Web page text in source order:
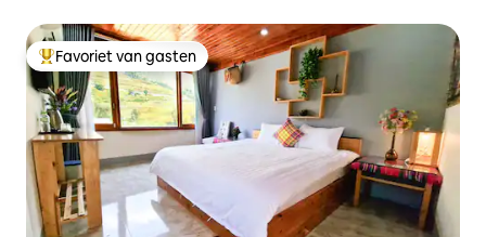
Topfavoriet van gasten
Favoriet van gasten